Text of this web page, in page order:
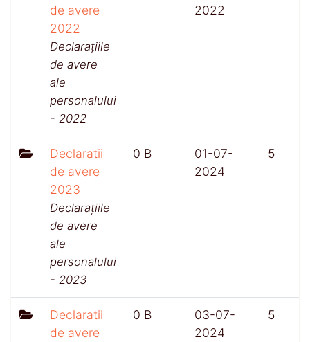
de avere
2022
Declarațiile
de avere
ale
personalului
- 2022
2022
Declaratii
de avere
2023
Declarațiile
de avere
ale
personalului
- 2023
0 B
01-07-
2024
5
Declaratii
de avere
0 B
03-07-
2024
5